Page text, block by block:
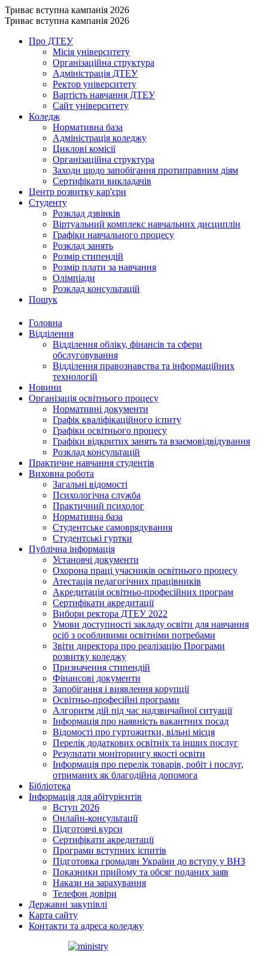
Триває вступна кампанія 2026
Триває вступна кампанія 2026
Про ДТЕУ
Місія університету
Організаційна структура
Адміністрація ДТЕУ
Ректор університету
Вартість навчання ДТЕУ
Сайт університету
Коледж
Нормативна база
Адміністрація коледжу
Циклові комісії
Організаційна структура
Заходи щодо запобігання протиправним діям
Сертифікати викладачів
Центр розвитку кар'єри
Студенту
Розклад дзвінків
Віртуальний комплекс навчальних дисциплін
Графіки навчального процесу
Розклад занять
Розмір стипендій
Розмір плати за навчання
Олімпіади
Розклад консультацій
Пошук
Головна
Відділення
Відділення обліку, фінансів та сфери
обслуговування
Відділення правознавства та інформаційних
технологій
Новини
Організація освітнього процесу
Нормативні документи
Графік кваліфікаційного іспиту
Графіки освітнього процесу
Графіки відкритих занять та взаємовідвідування
Розклад консультацій
Практичне навчання студентів
Виховна робота
Загальні відомості
Психологічна служба
Практичний психолог
Нормативна база
Студентське самоврядування
Студентські гуртки
Публічна інформація
Установчі документи
Охорона праці учасників освітнього процесу
Атестація педагогічних працівників
Акредитація освітньо-професійних програм
Сертифікати акредитації
Вибори ректора ДТЕУ 2022
Умови доступності закладу освіти для навчання
осіб з особливими освітніми потребами
Звіти директора про реалізацію Програми
розвитку коледжу
Призначення стипендій
Фінансові документи
Запобігання і виявлення корупції
Освітньо-професійні програми
Алгоритм дій під час надзвичайної ситуації
Інформація про наявність вакантних посад
Відомості про гуртожитки, вільні місця
Перелік додаткових освітніх та інших послуг
Результати моніторингу якості освіти
Інформація про перелік товарів, робіт і послуг,
отриманих як благодійна допомога
Бібліотека
Інформація для абітурієнтів
Вступ 2026
Онлайн-консультації
Підготовчі курси
Сертифікати акредитації
Програми вступних іспитів
Підготовка громадян України до вступу у ВНЗ
Показники прийому та обсяг поданих заяв
Накази на зарахування
Телефон довіри
Державні закупівлі
Карта сайту
Контакти та адреса коледжу